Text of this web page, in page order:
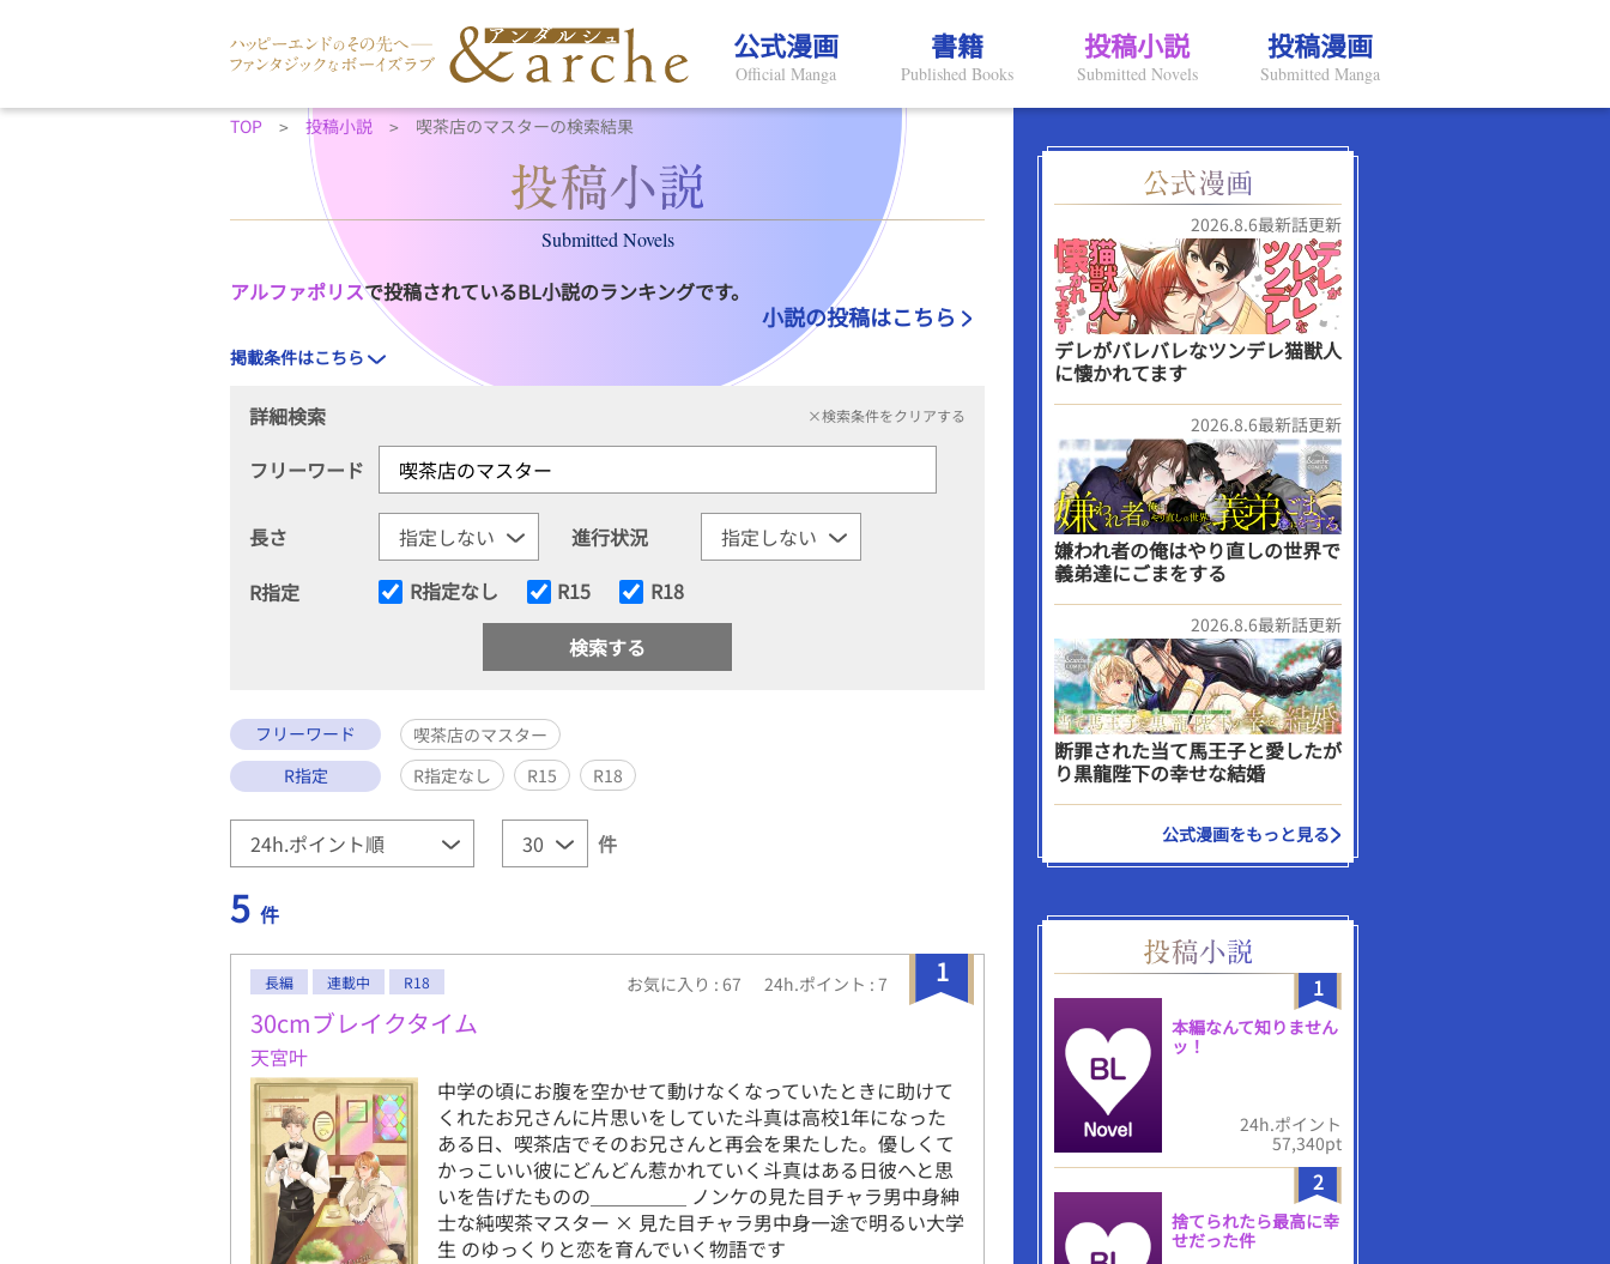
公式漫画
Official Manga
書籍
Published Books
投稿小説
Submitted Novels
投稿漫画
Submitted Manga
TOP 投稿小説 喫茶店のマスターの検索結果
Submitted Novels
アルファポリスで投稿されているBL小説のランキングです。
小説の投稿はこちら
掲載条件はこちら
詳細検索 ×検索条件をクリアする
フリーワード
長さ
進行状況
R指定
R指定なし R15 R18
フリーワード
喫茶店のマスター
R指定
R指定なし R15 R18
件
5 件
1
長編 連載中 R18 お気に入り : 67 24h.ポイント : 7
30cmブレイクタイム
天宮叶
中学の頃にお腹を空かせて動けなくなっていたときに助けて
くれたお兄さんに片思いをしていた斗真は高校1年になった
ある日、喫茶店でそのお兄さんと再会を果たした。優しくて
かっこいい彼にどんどん惹かれていく斗真はある日彼へと思
いを告げたものの＿＿＿＿＿ ノンケの見た目チャラ男中身紳
士な純喫茶マスター × 見た目チャラ男中身一途で明るい大学
生 のゆっくりと恋を育んでいく物語です
2026.8.6最新話更新
デレがバレバレなツンデレ猫獣人
に懐かれてます
2026.8.6最新話更新
嫌われ者の俺はやり直しの世界で
義弟達にごまをする
2026.8.6最新話更新
断罪された当て馬王子と愛したが
り黒龍陛下の幸せな結婚
公式漫画をもっと見る
1
本編なんて知りません
ッ！
24h.ポイント
57,340pt
2
捨てられたら最高に幸
せだった件